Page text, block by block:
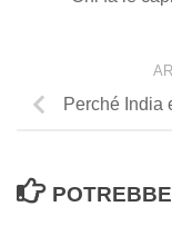
Perché India